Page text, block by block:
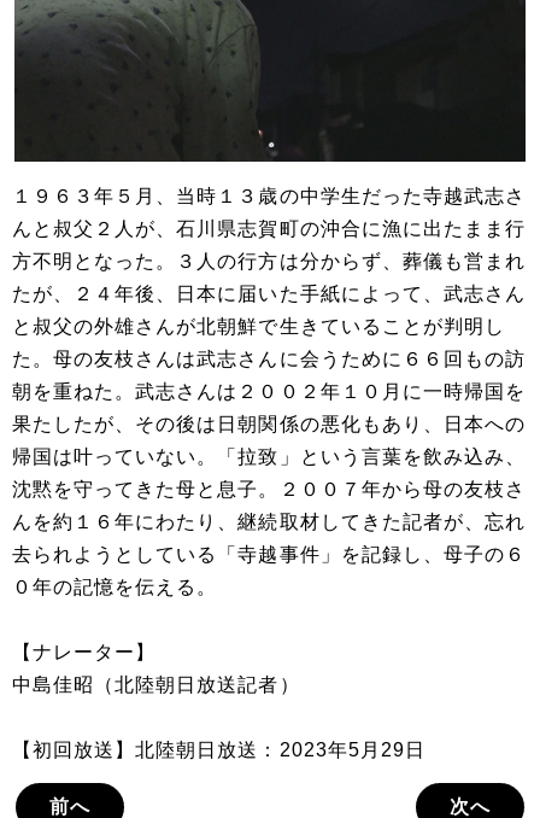
１９６３年５月、当時１３歳の中学生だった寺越武志さ
んと叔父２人が、石川県志賀町の沖合に漁に出たまま行
方不明となった。３人の行方は分からず、葬儀も営まれ
たが、２４年後、日本に届いた手紙によって、武志さん
と叔父の外雄さんが北朝鮮で生きていることが判明し
た。母の友枝さんは武志さんに会うために６６回もの訪
朝を重ねた。武志さんは２００２年１０月に一時帰国を
果たしたが、その後は日朝関係の悪化もあり、日本への
帰国は叶っていない。「拉致」という言葉を飲み込み、
沈黙を守ってきた母と息子。２００７年から母の友枝さ
んを約１６年にわたり、継続取材してきた記者が、忘れ
去られようとしている「寺越事件」を記録し、母子の６
０年の記憶を伝える。
【ナレーター】
中島佳昭（北陸朝日放送記者）
【初回放送】北陸朝日放送：2023年5月29日
前へ 次へ